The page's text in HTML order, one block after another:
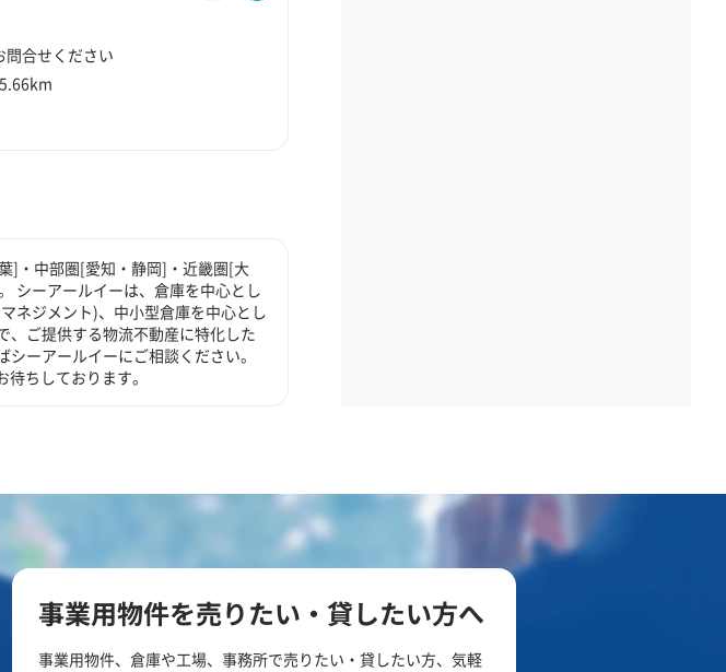
問合せください
]・中部圏[愛知・静岡]・近畿圏[大
シーアールイーは、倉庫を中心とし
ネジメント)、中小型倉庫を中心とし
、ご提供する物流不動産に特化した
ーアールイーにご相談ください。
ちしております。
事業用物件を売りたい・貸したい方へ
事業用物件、倉庫や工場、事務所で売りたい・貸したい方、気軽